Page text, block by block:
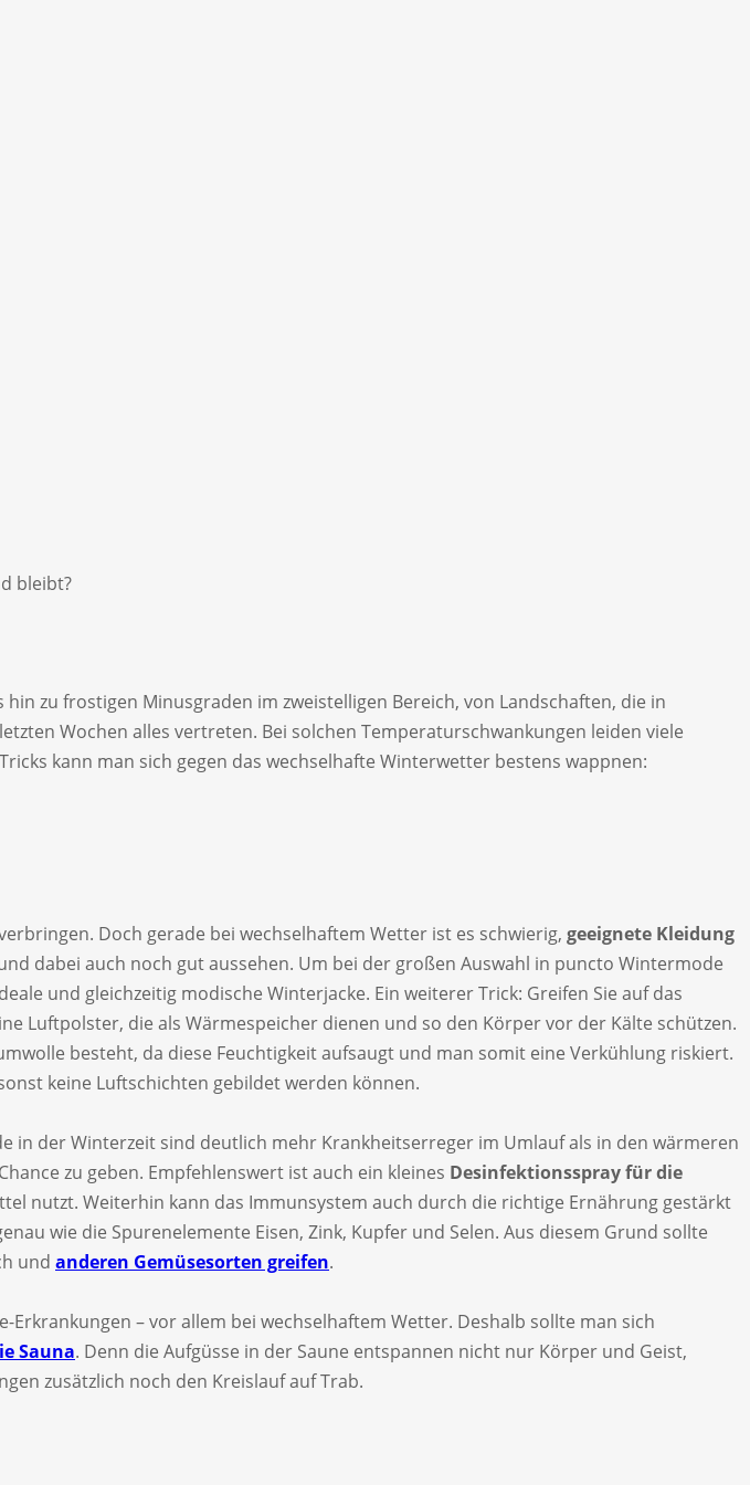
bleibt?
zu frostigen Minusgraden im zweistelligen Bereich, von Landschaften, die in
Wochen alles vertreten. Bei solchen Temperaturschwankungen leiden viele
kann man sich gegen das wechselhafte Winterwetter bestens wappnen:
Doch gerade bei wechselhaftem Wetter ist es schwierig, geeignete Kleidung
dabei auch noch gut aussehen. Um bei der großen Auswahl in puncto Wintermode
und gleichzeitig modische Winterjacke. Ein weiterer Trick: Greifen Sie auf das
Luftpolster, die als Wärmespeicher dienen und so den Körper vor der Kälte schützen.
besteht, da diese Feuchtigkeit aufsaugt und man somit eine Verkühlung riskiert.
keine Luftschichten gebildet werden können.
in der Winterzeit sind deutlich mehr Krankheitserreger im Umlauf als in den wärmeren
zu geben. Empfehlenswert ist auch ein kleines Desinfektionsspray für die
nutzt. Weiterhin kann das Immunsystem auch durch die richtige Ernährung gestärkt
wie die Spurenelemente Eisen, Zink, Kupfer und Selen. Aus diesem Grund sollte
und anderen Gemüsesorten greifen.
– vor allem bei wechselhaftem Wetter. Deshalb sollte man sich
Sauna. Denn die Aufgüsse in der Saune entspannen nicht nur Körper und Geist,
zusätzlich noch den Kreislauf auf Trab.